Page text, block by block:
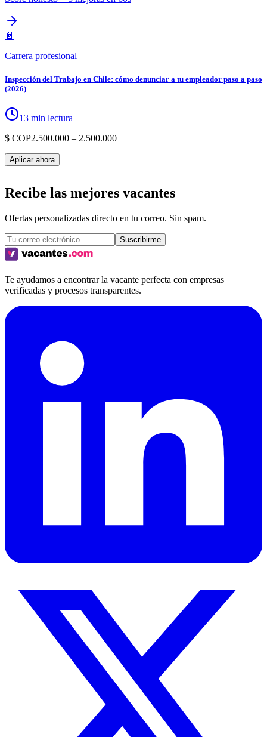
📄
Carrera profesional
Inspección del Trabajo en Chile: cómo denunciar a tu empleador paso a paso
(2026)
13 min lectura
$ COP2.500.000 – 2.500.000
Aplicar ahora
Recibe las mejores vacantes
Ofertas personalizadas directo en tu correo. Sin spam.
Suscribirme
Te ayudamos a encontrar la vacante perfecta con empresas
verificadas y procesos transparentes.